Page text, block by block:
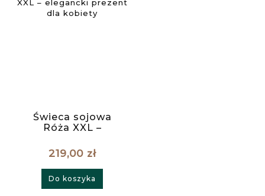
Świeca sojowa
Róża XXL –
dla kobiety
219,00 zł
Do koszyka